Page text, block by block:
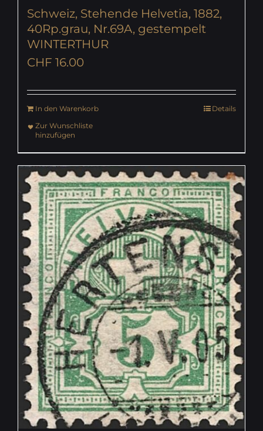
Schweiz, Stehende Helvetia, 1882,
40Rp.grau, Nr.69A, gestempelt
WINTERTHUR
CHF 16.00
In den Warenkorb
Details
Zur Wunschliste
hinzufügen